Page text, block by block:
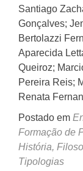
Santiago
Gonçalves;
Bertolazzi
Aparecida
Queiroz;
Pereira Reis;
Renata
Postado em
Formação de
História,
Tipologias